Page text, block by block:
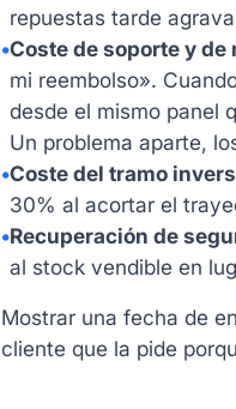
repuestas tarde
•Coste de soporte y de
mi reembolso».
desde el mismo panel
Un problema aparte,
•Coste del tramo
30% al acortar el
•Recuperación de
al stock vendible en
Mostrar una fecha de
cliente que la pide